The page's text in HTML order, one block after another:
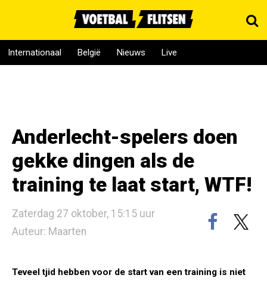
Internationaal België Nieuws Live
Anderlecht-spelers doen
gekke dingen als de
training te laat start, WTF!
Zaterdag 27 oktober, 15:15 uur
Auteur: Maarten
Teveel tjid hebben voor de start van een training is niet